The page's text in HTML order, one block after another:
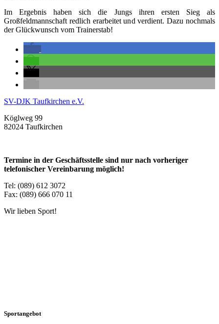
Im Ergebnis haben sich die Jungs ihren ersten Sieg als
Großfeldmannschaft redlich erarbeitet und verdient. Dazu nochmals
der Glückwunsch vom Trainerstab!
SV-DJK Taufkirchen e.V.
Köglweg 99
82024 Taufkirchen
Termine in der Geschäftsstelle sind nur nach vorheriger
telefonischer Vereinbarung möglich!
Tel: (089) 612 3072
Fax: (089) 666 070 11
Wir lieben Sport!
Sportangebot